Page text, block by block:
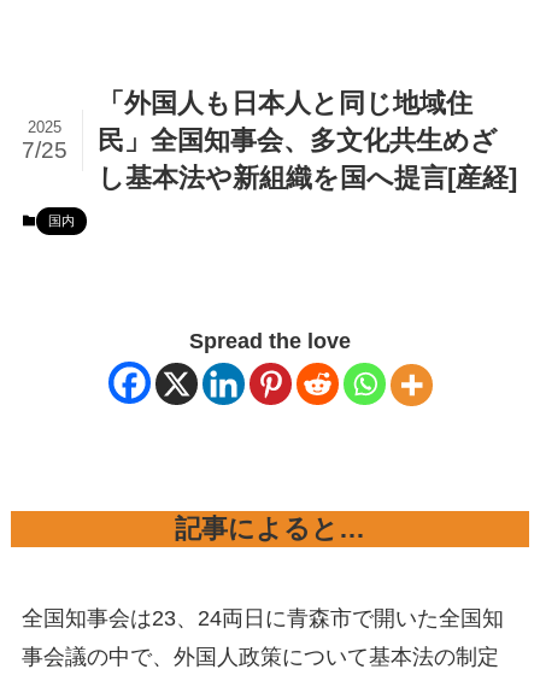
「外国人も日本人と同じ地域住
民」全国知事会、多文化共生めざ
し基本法や新組織を国へ提言[産経]
2025
7/25
国内
Spread the love
記事によると…
全国知事会は23、24両日に青森市で開いた全国知
事会議の中で、外国人政策について基本法の制定